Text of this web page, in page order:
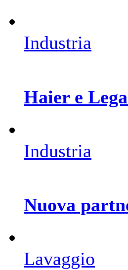
Industria
Haier e
Industria
Nuova
Lavaggio